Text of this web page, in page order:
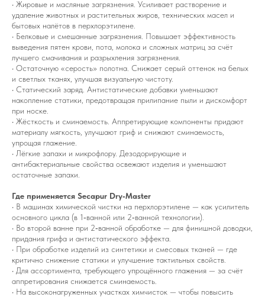
• Жировые и масляные загрязнения. Усиливает растворение и
удаление животных и растительных жиров, технических масел и
бытовых налётов в перхлорэтилене.
• Белковые и смешанные загрязнения. Повышает эффективность
выведения пятен крови, пота, молока и сложных матриц за счёт
лучшего смачивания и разрыхления загрязнения.
• Остаточную «серость» полотна. Снижает серый оттенок на белых
и светлых тканях, улучшая визуальную чистоту.
• Статический заряд. Антистатические добавки уменьшают
накопление статики, предотвращая прилипание пыли и дискомфорт
при носке.
• Жёсткость и сминаемость. Аппретирующие компоненты придают
материалу мягкость, улучшают гриф и снижают сминаемость,
упрощая глажение.
• Лёгкие запахи и микрофлору. Дезодорирующие и
антибактериальные свойства освежают изделия и уменьшают
остаточные запахи.
Где применяется Secapur Dry‑Master
• В машинах химической чистки на перхлорэтилене — как усилитель
основного цикла (в 1‑ванной или 2‑ванной технологии).
• Во второй ванне при 2‑ванной обработке — для финишной доводки,
придания грифа и антистатического эффекта.
• При обработке изделий из синтетики и смесовых тканей — где
критично снижение статики и улучшение тактильных свойств.
• Для ассортимента, требующего упрощённого глажения — за счёт
аппретирования снижается сминаемость.
• На высоконагруженных участках химчисток — чтобы повысить